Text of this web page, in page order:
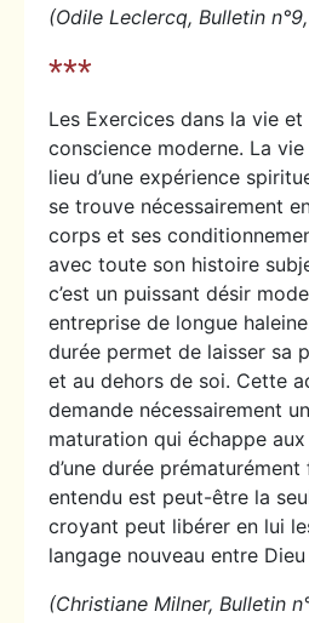
(Odile Leclercq, Bulletin
***
Les Exercices dans la vie
conscience moderne. La
lieu d’une expérience
se trouve nécessairement
corps et ses
avec toute son histoire
c’est un puissant désir
entreprise de longue
durée permet de laisser sa
et au dehors de soi. Cette
demande nécessairement
maturation qui échappe
d’une durée
entendu est peut-être la
croyant peut libérer en lui
langage nouveau entre
(Christiane Milner, Bulletin